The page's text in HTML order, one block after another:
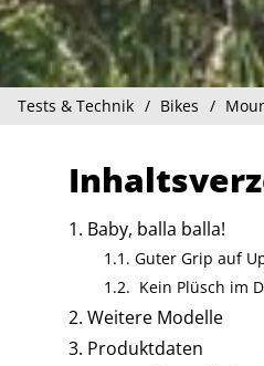
Tests & Technik Bikes
Baby, balla balla!
Guter Grip auf
Kein Plüsch im
Weitere Modelle
Produktdaten